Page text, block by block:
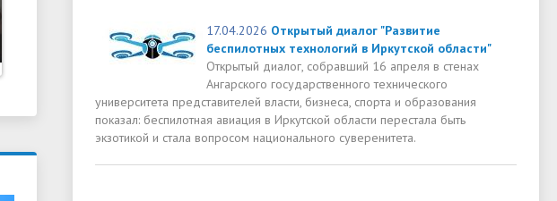
17.04.2026 Открытый диалог "Развитие
беспилотных технологий в Иркутской области"
Открытый диалог, собравший 16 апреля в стенах
Ангарского государственного технического
университета представителей власти, бизнеса, спорта и образования
показал: беспилотная авиация в Иркутской области перестала быть
экзотикой и стала вопросом национального суверенитета.